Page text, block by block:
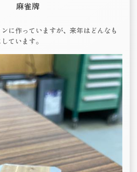
麻雀牌
に作っていますが、来年はどんなも
ています。